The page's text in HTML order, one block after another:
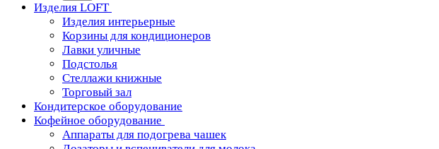
Изделия LOFT
Изделия интерьерные
Корзины для кондиционеров
Лавки уличные
Подстолья
Стеллажи книжные
Торговый зал
Кондитерское оборудование
Кофейное оборудование
Аппараты для подогрева чашек